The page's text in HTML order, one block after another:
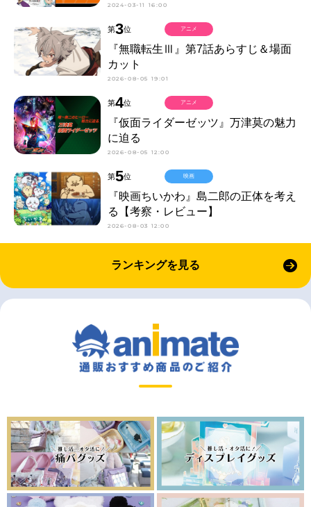
2024-03-11 16:00
第3位
『無職転生Ⅲ』第7話あらすじ＆場面
カット
2026-08-05 19:01
アニメ
第4位
『仮面ライダーゼッツ』万津莫の魅力
に迫る
2026-08-05 12:00
アニメ
第5位
『映画ちいかわ』島二郎の正体を考え
る【考察・レビュー】
2026-08-03 12:00
映画
ランキングを見る